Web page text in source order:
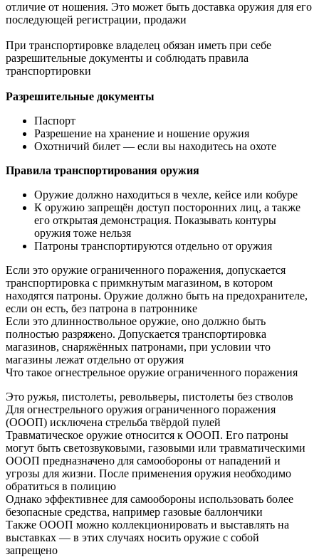
отличие от ношения. Это может быть доставка оружия для его
последующей регистрации, продажи
При транспортировке владелец обязан иметь при себе
разрешительные документы и соблюдать правила
транспортировки
Разрешительные документы
Паспорт
Разрешение на хранение и ношение оружия
Охотничий билет — если вы находитесь на охоте
Правила транспортирования оружия
Оружие должно находиться в чехле, кейсе или кобуре
К оружию запрещён доступ посторонних лиц, а также
его открытая демонстрация. Показывать контуры
оружия тоже нельзя
Патроны транспортируются отдельно от оружия
Если это оружие ограниченного поражения, допускается
транспортировка с примкнутым магазином, в котором
находятся патроны. Оружие должно быть на предохранителе,
если он есть, без патрона в патроннике
Если это длинноствольное оружие, оно должно быть
полностью разряжено. Допускается транспортировка
магазинов, снаряжённых патронами, при условии что
магазины лежат отдельно от оружия
Что такое огнестрельное оружие ограниченного поражения
Это ружья, пистолеты, револьверы, пистолеты без стволов
Для огнестрельного оружия ограниченного поражения
(ОООП) исключена стрельба твёрдой пулей
Травматическое оружие относится к ОООП. Его патроны
могут быть светозвуковыми, газовыми или травматическими
ОООП предназначено для самообороны от нападений и
угрозы для жизни. После применения оружия необходимо
обратиться в полицию
Однако эффективнее для самообороны использовать более
безопасные средства, например газовые баллончики
Также ОООП можно коллекционировать и выставлять на
выставках — в этих случаях носить оружие с собой
запрещено